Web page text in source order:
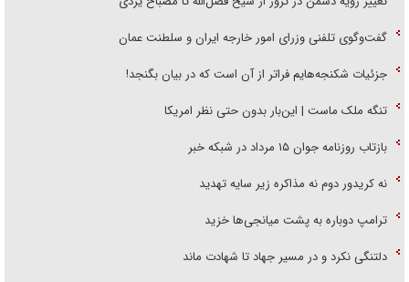
گفت‌وگوی تلفنی وزرای امور خارجه ایران و سلطنت عمان
جزئیات شکنجه‌هایم فراتر از آن است که در بیان بگنجد!
تنگه ملک ماست | این‌بار بدون حتی نظر امریکا
بازتاب روزنامه جوان ۱۵ مرداد در شبکه خبر
نه کریدور دوم نه مذاکره زیر سایه تهدید
ترامپ دوباره به پشت میانجی‌ها خزید
دلتنگی نکرد و در مسیر جهاد تا شهادت ماند